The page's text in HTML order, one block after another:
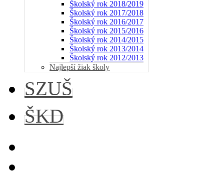
Školský rok 2018/2019
Školský rok 2017/2018
Školský rok 2016/2017
Školský rok 2015/2016
Školský rok 2014/2015
Školský rok 2013/2014
Školský rok 2012/2013
Najlepší žiak školy
SZUŠ
ŠKD